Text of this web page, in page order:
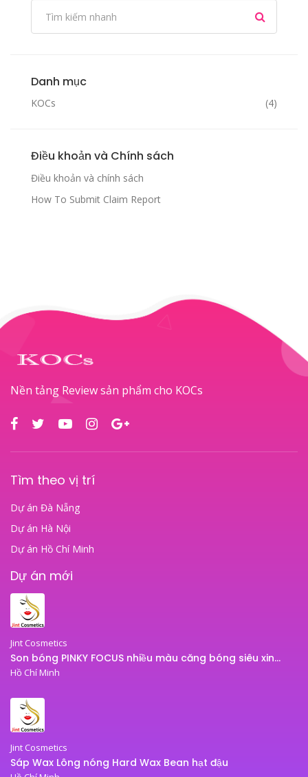
Danh mục
KOCs (4)
Điều khoản và Chính sách
Điều khoản và chính sách
How To Submit Claim Report
Nền tảng Review sản phẩm cho KOCs
Tìm theo vị trí
Dự án Đà Nẵng
Dự án Hà Nội
Dự án Hồ Chí Minh
Dự án mới
Jint Cosmetics
Son bóng PINKY FOCUS nhiều màu căng bóng siêu xinh – son bóng JINT
Hồ Chí Minh
Jint Cosmetics
Sáp Wax Lông nóng Hard Wax Bean hạt đậu